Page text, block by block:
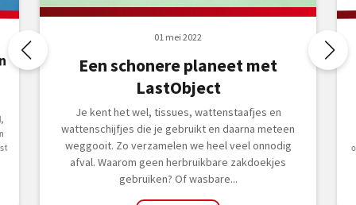
01 mei 2022
Een schonere planeet met
LastObject
Je kent het wel, tissues, wattenstaafjes en
wattenschijfjes die je gebruikt en daarna meteen
weggooit. Zo verzamelen we heel veel onnodig
afval. Waarom geen herbruikbare zakdoekjes
gebruiken? Of wasbare...